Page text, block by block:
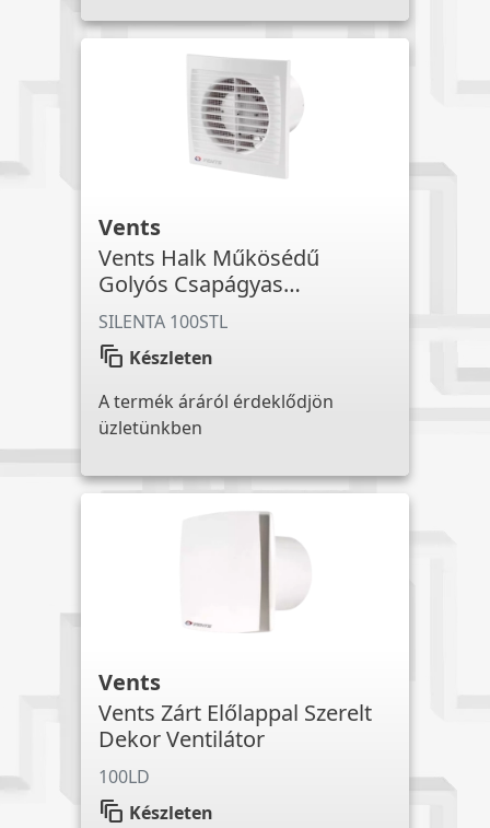
Vents
Vents Halk Műkösédű
Golyós Csapágyas
Időkapcsolós Ventilátor
SILENTA 100STL
auto_awesome_motion Készleten
A termék áráról érdeklődjön
üzletünkben
Vents
Vents Zárt Előlappal Szerelt
Dekor Ventilátor
100LD
auto_awesome_motion Készleten